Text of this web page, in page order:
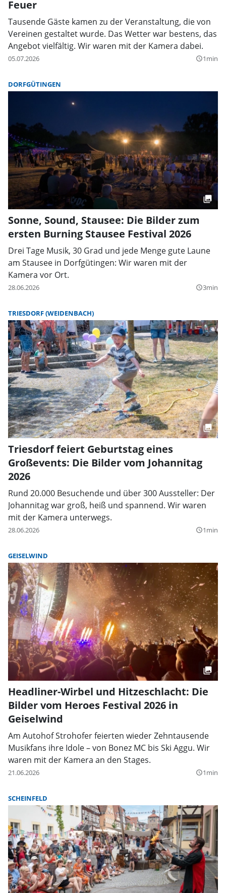
Feuer
Tausende Gäste kamen zu der Veranstaltung, die von
Vereinen gestaltet wurde. Das Wetter war bestens, das
Angebot vielfältig. Wir waren mit der Kamera dabei.
05.07.2026 query_builder1min
DORFGÜTINGEN
Sonne, Sound, Stausee: Die Bilder zum
ersten Burning Stausee Festival 2026
Drei Tage Musik, 30 Grad und jede Menge gute Laune
am Stausee in Dorfgütingen: Wir waren mit der
Kamera vor Ort.
28.06.2026 query_builder3min
TRIESDORF (WEIDENBACH)
Triesdorf feiert Geburtstag eines
Großevents: Die Bilder vom Johannitag
2026
Rund 20.000 Besuchende und über 300 Aussteller: Der
Johannitag war groß, heiß und spannend. Wir waren
mit der Kamera unterwegs.
28.06.2026 query_builder1min
GEISELWIND
Headliner-Wirbel und Hitzeschlacht: Die
Bilder vom Heroes Festival 2026 in
Geiselwind
Am Autohof Strohofer feierten wieder Zehntausende
Musikfans ihre Idole – von Bonez MC bis Ski Aggu. Wir
waren mit der Kamera an den Stages.
21.06.2026 query_builder1min
SCHEINFELD